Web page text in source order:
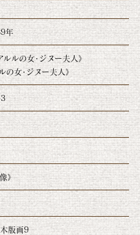
年
ルルの女・ジヌー夫人》
の女・ジヌー夫人》
》
木版画9